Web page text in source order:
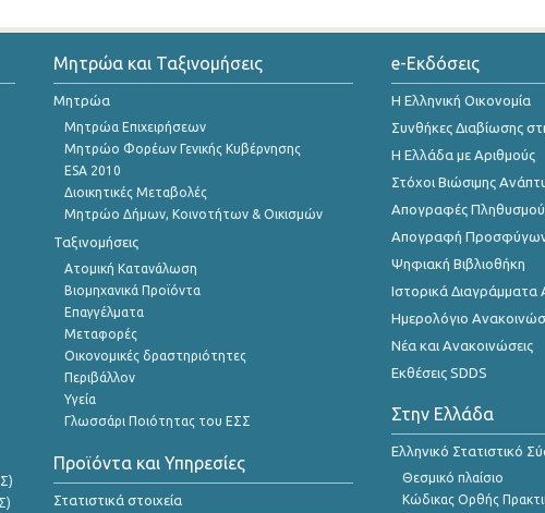
Μητρώα και Ταξινομήσεις
Μητρώα
Μητρώα Επιχειρήσεων
Μητρώο Φορέων Γενικής Κυβέρνησης
ESA 2010
Διοικητικές Μεταβολές
Μητρώο Δήμων, Κοινοτήτων & Οικισμών
Ταξινομήσεις
Ατομική Κατανάλωση
Βιομηχανικά Προϊόντα
Επαγγέλματα
Μεταφορές
Οικονομικές δραστηριότητες
Περιβάλλον
Υγεία
Γλωσσάρι Ποιότητας του ΕΣΣ
Προϊόντα και Υπηρεσίες
Στατιστικά στοιχεία
e-Εκδόσεις
Η Ελληνική Οικονομία
Συνθήκες Διαβίωσης
Η Ελλάδα με Αριθμούς
Στόχοι Βιώσιμης
Απογραφές Πληθυσμού
Απογραφή
Ψηφιακή Βιβλιοθήκη
Ιστορικά
Ημερολόγιο
Νέα και Ανακοινώσεις
Εκθέσεις SDDS
Στην Ελλάδα
Ελληνικό Στατιστικό
Θεσμικό πλαίσιο
Κώδικας Ορθής